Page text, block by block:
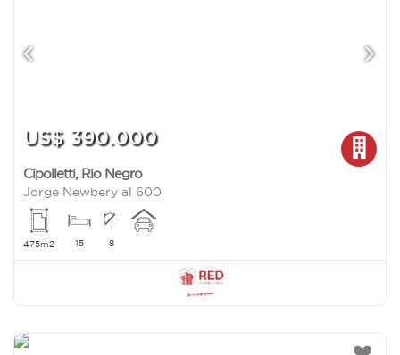
US$ 390.000
Cipolletti, Rio Negro
Jorge Newbery al 600
475m2 15 8